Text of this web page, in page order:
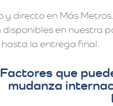
directo en Más
en nuestra
la entrega final.
Factores que
mudanza